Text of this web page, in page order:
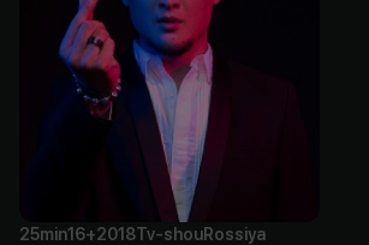
25min16+2018Tv-shouRossiya